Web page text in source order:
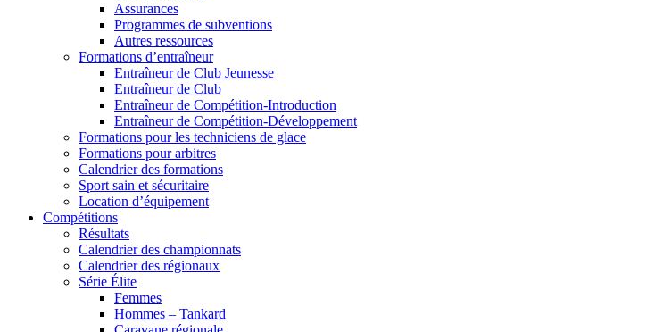
Assurances
Programmes de subventions
Autres ressources
Formations d’entraîneur
Entraîneur de Club Jeunesse
Entraîneur de Club
Entraîneur de Compétition-Introduction
Entraîneur de Compétition-Développement
Formations pour les techniciens de glace
Formations pour arbitres
Calendrier des formations
Sport sain et sécuritaire
Location d’équipement
Compétitions
Résultats
Calendrier des championnats
Calendrier des régionaux
Série Élite
Femmes
Hommes – Tankard